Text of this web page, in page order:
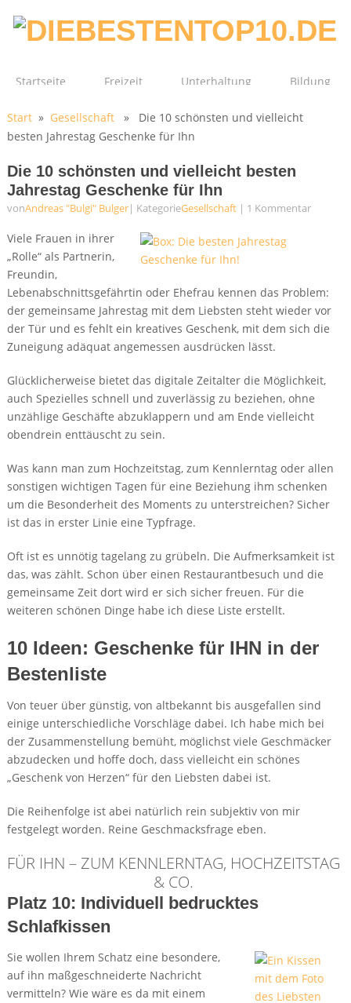
Startseite Freizeit Unterhaltung Bildung
Technik Film Gesundheit
Start» Gesellschaft» Die 10 schönsten und vielleicht
besten Jahrestag Geschenke für Ihn
Die 10 schönsten und vielleicht besten
Jahrestag Geschenke für Ihn
vonAndreas "Bulgi" Bulger| KategorieGesellschaft| 1 Kommentar
Viele Frauen in ihrer
„Rolle“ als Partnerin,
Freundin,
Lebenabschnittsgefährtin oder Ehefrau kennen das Problem:
der gemeinsame Jahrestag mit dem Liebsten steht wieder vor
der Tür und es fehlt ein kreatives Geschenk, mit dem sich die
Zuneigung adäquat angemessen ausdrücken lässt.
Glücklicherweise bietet das digitale Zeitalter die Möglichkeit,
auch Spezielles schnell und zuverlässig zu beziehen, ohne
unzählige Geschäfte abzuklappern und am Ende vielleicht
obendrein enttäuscht zu sein.
Was kann man zum Hochzeitstag, zum Kennlerntag oder allen
sonstigen wichtigen Tagen für eine Beziehung ihm schenken
um die Besonderheit des Moments zu unterstreichen? Sicher
ist das in erster Linie eine Typfrage.
Oft ist es unnötig tagelang zu grübeln. Die Aufmerksamkeit ist
das, was zählt. Schon über einen Restaurantbesuch und die
gemeinsame Zeit dort wird er sich sicher freuen. Für die
weiteren schönen Dinge habe ich diese Liste erstellt.
10 Ideen: Geschenke für IHN in der
Bestenliste
Von teuer über günstig, von altbekannt bis ausgefallen sind
einige unterschiedliche Vorschläge dabei. Ich habe mich bei
der Zusammenstellung bemüht, möglichst viele Geschmäcker
abzudecken und hoffe doch, dass vielleicht ein schönes
„Geschenk von Herzen“ für den Liebsten dabei ist.
Die Reihenfolge ist abei natürlich rein subjektiv von mir
festgelegt worden. Reine Geschmacksfrage eben.
FÜR IHN – ZUM KENNLERNTAG, HOCHZEITSTAG
& CO.
Platz 10: Individuell bedrucktes
Schlafkissen
Sie wollen Ihrem Schatz eine besondere,
auf ihn maßgeschneiderte Nachricht
vermitteln? Wie wäre es da mit einem